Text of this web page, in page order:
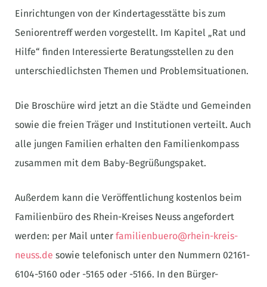
Einrichtungen von der Kindertagesstätte bis zum
Seniorentreff werden vorgestellt. Im Kapitel „Rat und
Hilfe“ finden Interessierte Beratungsstellen zu den
unterschiedlichsten Themen und Problemsituationen.
Die Broschüre wird jetzt an die Städte und Gemeinden
sowie die freien Träger und Institutionen verteilt. Auch
alle jungen Familien erhalten den Familienkompass
zusammen mit dem Baby-Begrüßungspaket.
Außerdem kann die Veröffentlichung kostenlos beim
Familienbüro des Rhein-Kreises Neuss angefordert
werden: per Mail unter familienbuero@rhein-kreis-
neuss.de sowie telefonisch unter den Nummern 02161-
6104-5160 oder -5165 oder -5166. In den Bürger-